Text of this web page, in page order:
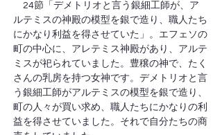
24節「デメトリオと言う銀細工師が、ア
ルテミスの神殿の模型を銀で造り、職人たち
にかなり利益を得させていた」。エフェソの
町の中心に、アレテミス神殿があり、アルテ
ミスが祀られていました。豊穣の神で、たく
さんの乳房を持つ女神です。デメトリオと言
う銀細工師がアルテミスの模型を銀で造り、
町の人々が買い求め、職人たちにかなりの利
益を得させていました。それで自分たちの商